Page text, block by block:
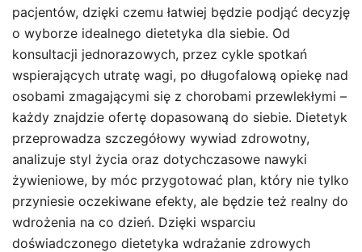
pacjentów, dzięki czemu łatwiej będzie podjąć decyzję
o wyborze idealnego dietetyka dla siebie. Od
konsultacji jednorazowych, przez cykle spotkań
wspierających utratę wagi, po długofalową opiekę nad
osobami zmagającymi się z chorobami przewlekłymi –
każdy znajdzie ofertę dopasowaną do siebie. Dietetyk
przeprowadza szczegółowy wywiad zdrowotny,
analizuje styl życia oraz dotychczasowe nawyki
żywieniowe, by móc przygotować plan, który nie tylko
przyniesie oczekiwane efekty, ale będzie też realny do
wdrożenia na co dzień. Dzięki wsparciu
doświadczonego dietetyka wdrażanie zdrowych